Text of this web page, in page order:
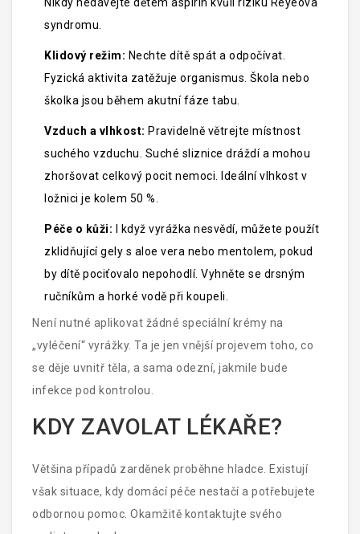
Nikdy nedávejte dětem aspirin kvůli riziku Reyeova
syndromu.
Klidový režim: Nechte dítě spát a odpočívat.
Fyzická aktivita zatěžuje organismus. Škola nebo
školka jsou během akutní fáze tabu.
Vzduch a vlhkost: Pravidelně větrejte místnost
suchého vzduchu. Suché sliznice dráždí a mohou
zhoršovat celkový pocit nemoci. Ideální vlhkost v
ložnici je kolem 50 %.
Péče o kůži: I když vyrážka nesvědí, můžete použít
zklidňující gely s aloe vera nebo mentolem, pokud
by dítě pociťovalo nepohodlí. Vyhněte se drsným
ručníkům a horké vodě při koupeli.
Není nutné aplikovat žádné speciální krémy na
„vyléčení“ vyrážky. Ta je jen vnější projevem toho, co
se děje uvnitř těla, a sama odezní, jakmile bude
infekce pod kontrolou.
KDY ZAVOLAT LÉKAŘE?
Většina případů zarděnek proběhne hladce. Existují
však situace, kdy domácí péče nestačí a potřebujete
odbornou pomoc. Okamžitě kontaktujte svého